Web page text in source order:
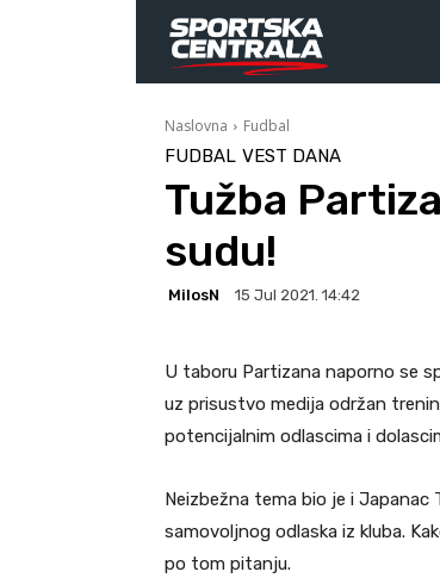
Naslovna Fudbal
FUDBAL VEST DANA
Tužba
sudu!
MilosN 15 Jul 2021. 14:42
U taboru Partizana naporno se
uz prisustvo medija održan
potencijalnim odlascima i
Neizbežna tema bio je i Japanac
samovoljnog odlaska iz kluba.
po tom pitanju.